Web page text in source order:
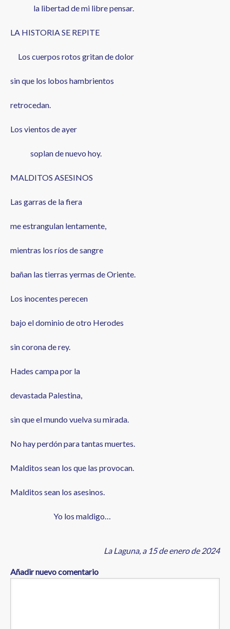
la libertad de mi libre pensar.
LA HISTORIA SE REPITE
Los cuerpos rotos gritan de dolor
sin que los lobos hambrientos
retrocedan.
Los vientos de ayer
soplan de nuevo hoy.
MALDITOS ASESINOS
Las garras de la fiera
me estrangulan lentamente,
mientras los ríos de sangre
bañan las tierras yermas de Oriente.
Los inocentes perecen
bajo el dominio de otro Herodes
sin corona de rey.
Hades campa por la
devastada Palestina,
sin que el mundo vuelva su mirada.
No hay perdón para tantas muertes.
Malditos sean los que las provocan.
Malditos sean los asesinos.
Yo los maldigo…
La Laguna, a 15 de enero de 2024
Añadir nuevo comentario